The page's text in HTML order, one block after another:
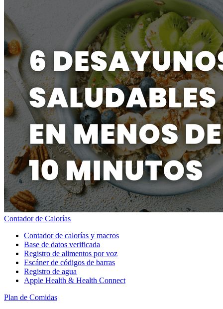
Contador de Calorías
Contador de calorías y macros
Base de datos verificada
Registro de alimentos por voz
Escáner de códigos de barras
Registro de agua
Apple Health & Health Connect
Plan de Comidas